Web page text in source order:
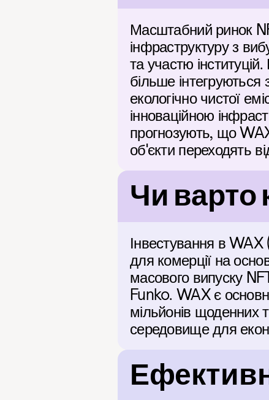
Масштабний ринок
інфраструктуру з
та участю
більше
екологічно чистої
інноваційною
прогнозують, що
об'єкти переходять
Чи варто
Інвестування в WAX
для комерції на
масового випуску
Funko. WAX є
мільйонів щоденних
середовище для